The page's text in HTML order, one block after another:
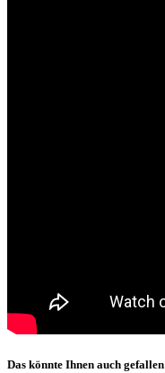
Das könnte Ihnen auch gefallen